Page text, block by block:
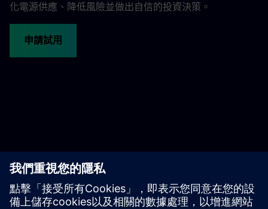
化電源供應、降低風險並做出自信的投資決策。
申請試用
開始使用
聯絡我們